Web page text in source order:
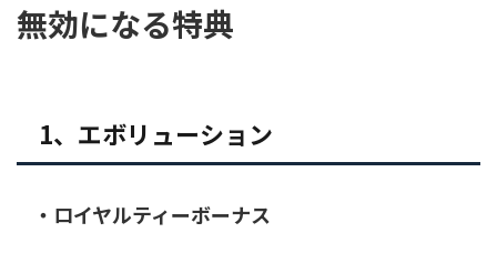
無効になる特典
1、エボリューション
・ロイヤルティーボーナス